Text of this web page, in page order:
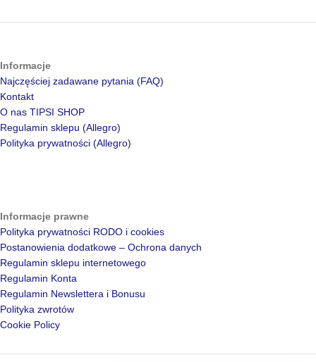
Informacje
Najczęściej zadawane pytania (FAQ)
Kontakt
O nas TIPSI SHOP
Regulamin sklepu (Allegro)
Polityka prywatności (Allegro)
Informacje prawne
Polityka prywatności RODO i cookies
Postanowienia dodatkowe – Ochrona danych
Regulamin sklepu internetowego
Regulamin Konta
Regulamin Newslettera i Bonusu
Polityka zwrotów
Cookie Policy